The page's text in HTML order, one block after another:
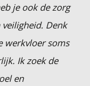
je ook de zorg
veiligheid. Denk
werkvloer soms
Ik zoek de
en